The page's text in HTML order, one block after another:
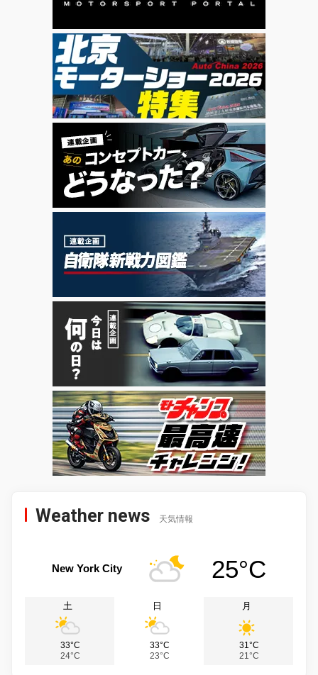
Weather news 天気情報
New York City 25°C
土
33°C
24°C
日
33°C
23°C
月
31°C
21°C